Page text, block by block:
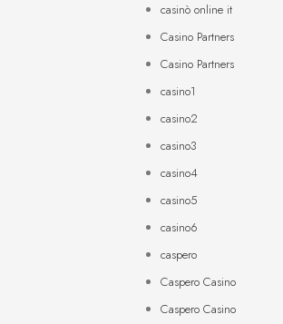
casinò online it
Casino Partners
Casino Partners
casino1
casino2
casino3
casino4
casino5
casino6
caspero
Caspero Casino
Caspero Casino